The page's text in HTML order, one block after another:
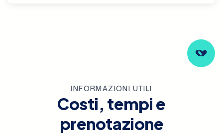
INFORMAZIONI UTILI
Costi, tempi e
prenotazione